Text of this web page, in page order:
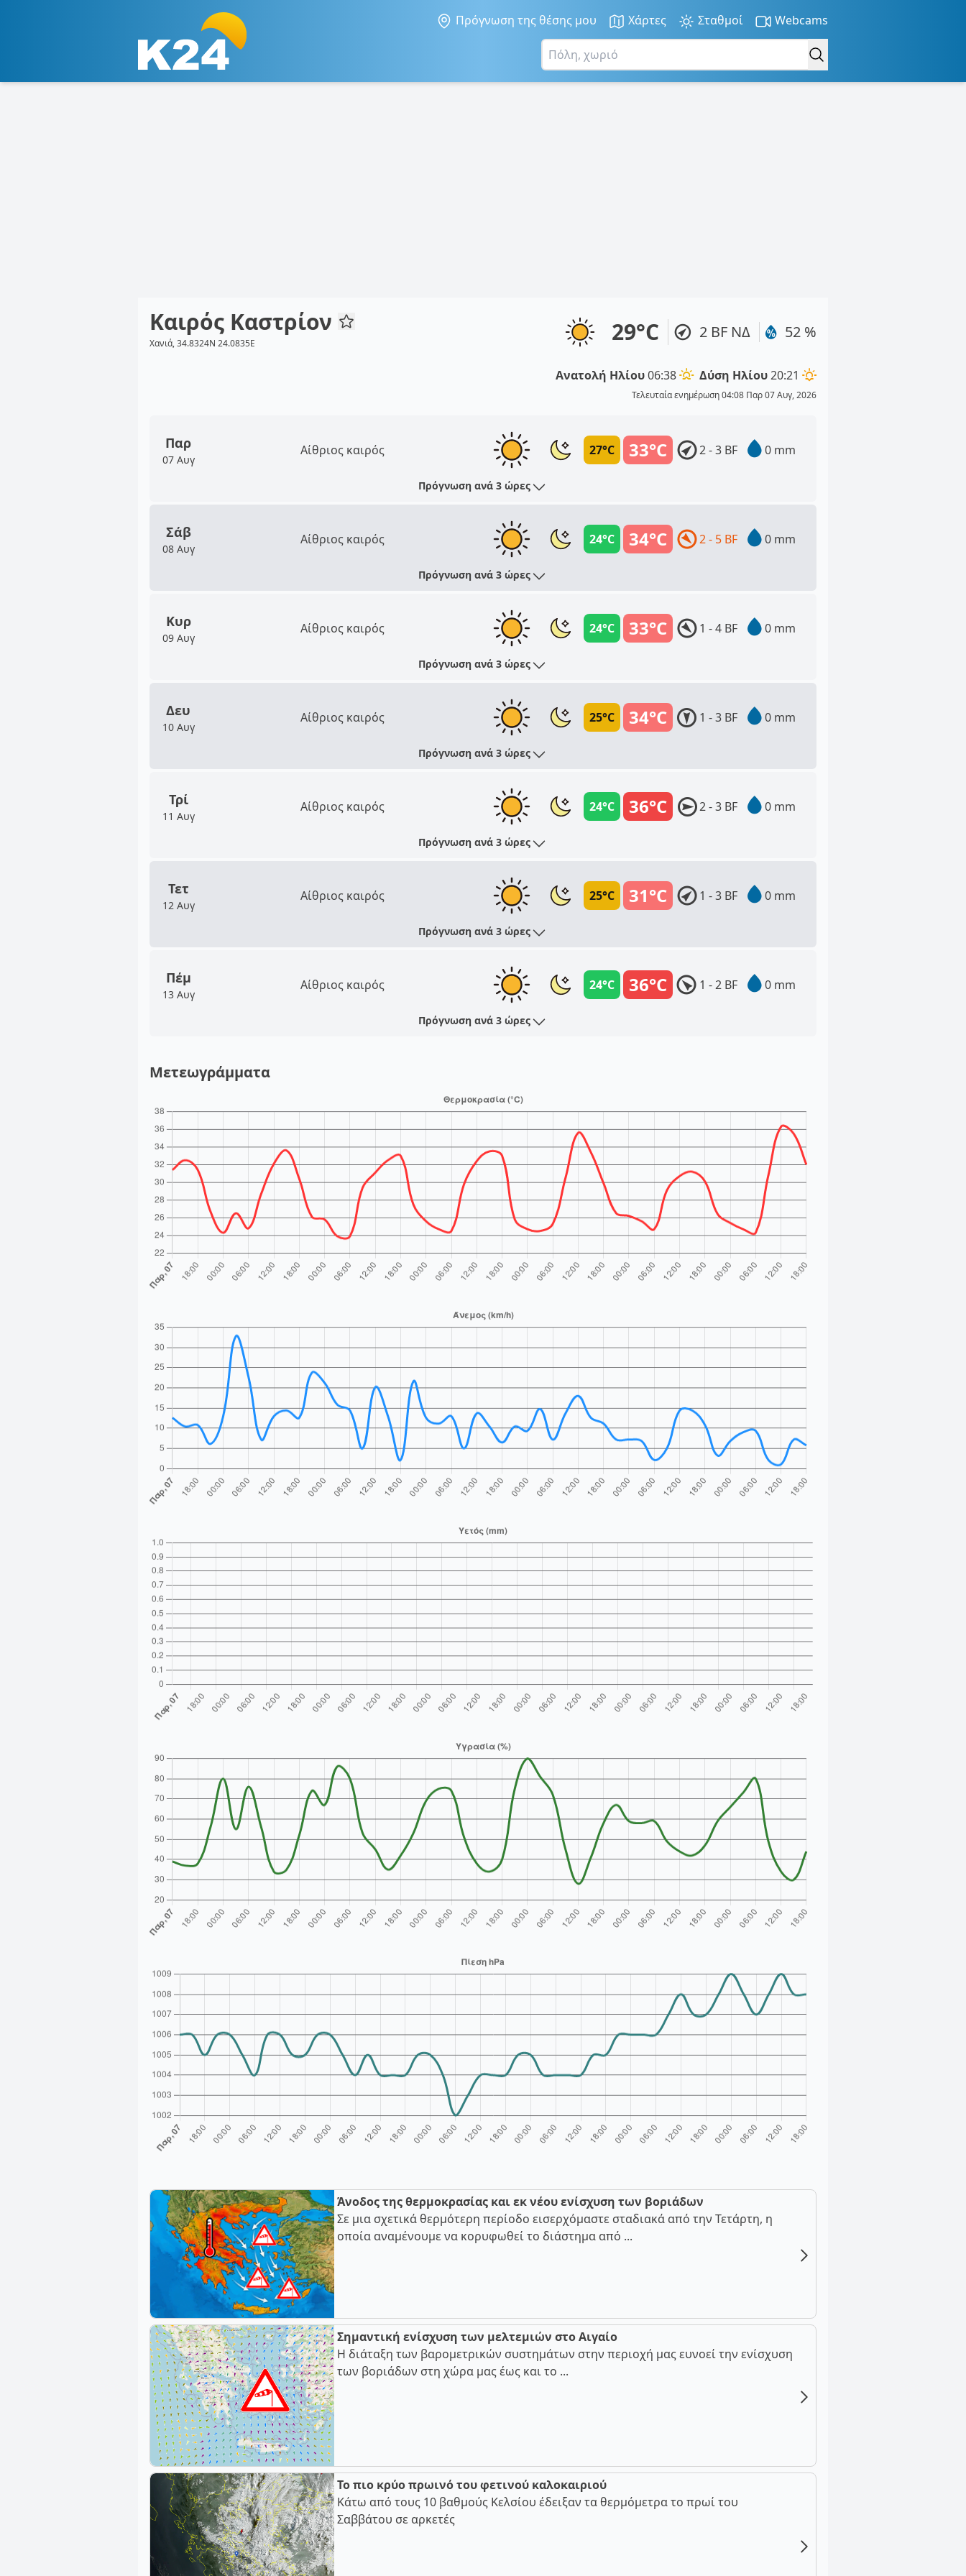
Πρόγνωση της θέσης μου Χάρτες Σταθμοί Webcams
Καιρός Καστρίον
Χανιά, 34.8324N 24.0835E 29°C 2 BF ΝΔ 52 %
Ανατολή Ηλίου06:38 Δύση Ηλίου20:21
Τελευταία ενημέρωση 04:08 Παρ 07 Αυγ, 2026
Παρ
07 Αυγ
Αίθριος καιρός 33°C
27°C 2 - 3 BF 0 mm
Πρόγνωση ανά 3 ώρες
Σάβ
08 Αυγ
Αίθριος καιρός 34°C
24°C 2 - 5 BF 0 mm
Πρόγνωση ανά 3 ώρες
Κυρ
09 Αυγ
Αίθριος καιρός 33°C
24°C 1 - 4 BF 0 mm
Πρόγνωση ανά 3 ώρες
Δευ
10 Αυγ
Αίθριος καιρός 34°C
25°C 1 - 3 BF 0 mm
Πρόγνωση ανά 3 ώρες
Τρί
11 Αυγ
Αίθριος καιρός 36°C
24°C 2 - 3 BF 0 mm
Πρόγνωση ανά 3 ώρες
Τετ
12 Αυγ
Αίθριος καιρός 31°C
25°C 1 - 3 BF 0 mm
Πρόγνωση ανά 3 ώρες
Πέμ
13 Αυγ
Αίθριος καιρός 36°C
24°C 1 - 2 BF 0 mm
Πρόγνωση ανά 3 ώρες
Μετεωγράμματα
Άνοδος της θερμοκρασίας και εκ νέου ενίσχυση των βοριάδων
Σε μια σχετικά θερμότερη περίοδο εισερχόμαστε σταδιακά από την Τετάρτη, η
οποία αναμένουμε να κορυφωθεί το διάστημα από ...
Σημαντική ενίσχυση των μελτεμιών στο Αιγαίο
Η διάταξη των βαρομετρικών συστημάτων στην περιοχή μας ευνοεί την ενίσχυση
των βοριάδων στη χώρα μας έως και το ...
Το πιο κρύο πρωινό του φετινού καλοκαιριού
Κάτω από τους 10 βαθμούς Κελσίου έδειξαν τα θερμόμετρα το πρωί του
Σαββάτου σε αρκετές